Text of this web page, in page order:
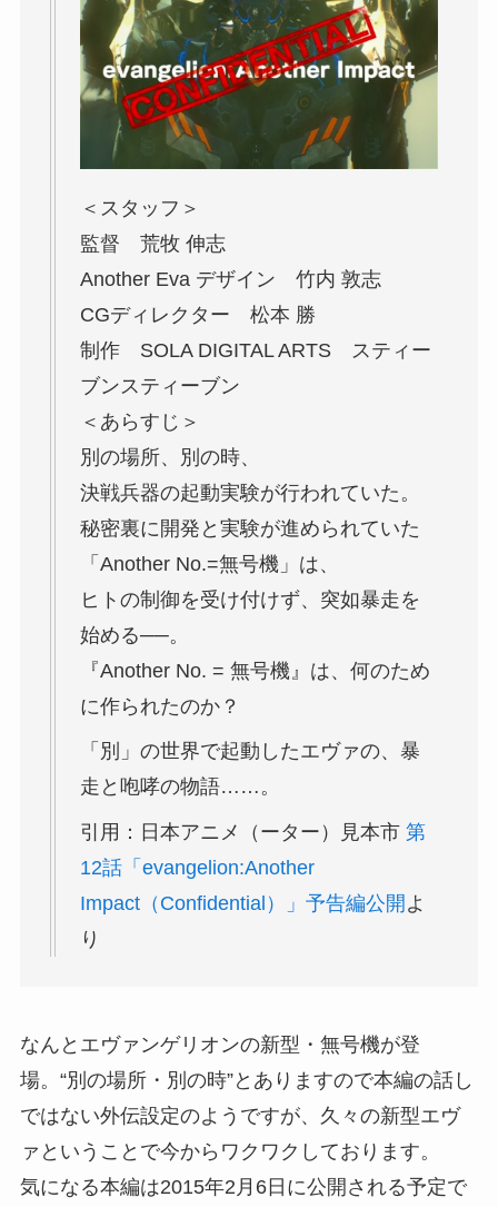
＜スタッフ＞
監督 荒牧 伸志
Another Eva デザイン 竹内 敦志
CGディレクター 松本 勝
制作 SOLA DIGITAL ARTS スティー
ブンスティーブン
＜あらすじ＞
別の場所、別の時、
決戦兵器の起動実験が行われていた。
秘密裏に開発と実験が進められていた
「Another No.=無号機」は、
ヒトの制御を受け付けず、突如暴走を
始める──。
『Another No. = 無号機』は、何のため
に作られたのか？
「別」の世界で起動したエヴァの、暴
走と咆哮の物語……。
引用：日本アニメ（ーター）見本市 第
12話「evangelion:Another
Impact（Confidential）」予告編公開 よ
り
なんとエヴァンゲリオンの新型・無号機が登
場。“別の場所・別の時”とありますので本編の話し
ではない外伝設定のようですが、久々の新型エヴ
ァということで今からワクワクしております。
気になる本編は2015年2月6日に公開される予定で